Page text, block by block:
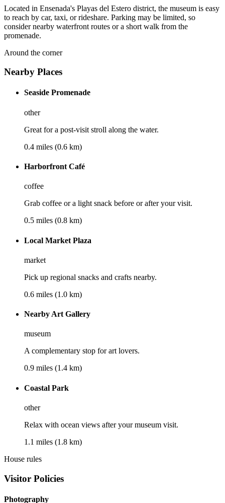
Located in Ensenada's Playas del Estero district, the museum is easy
to reach by car, taxi, or rideshare. Parking may be limited, so
consider nearby waterfront routes or a short walk from the
promenade.
Around the corner
Nearby Places
Seaside Promenade
other
Great for a post-visit stroll along the water.
0.4 miles (0.6 km)
Harborfront Café
coffee
Grab coffee or a light snack before or after your visit.
0.5 miles (0.8 km)
Local Market Plaza
market
Pick up regional snacks and crafts nearby.
0.6 miles (1.0 km)
Nearby Art Gallery
museum
A complementary stop for art lovers.
0.9 miles (1.4 km)
Coastal Park
other
Relax with ocean views after your museum visit.
1.1 miles (1.8 km)
House rules
Visitor Policies
Photography